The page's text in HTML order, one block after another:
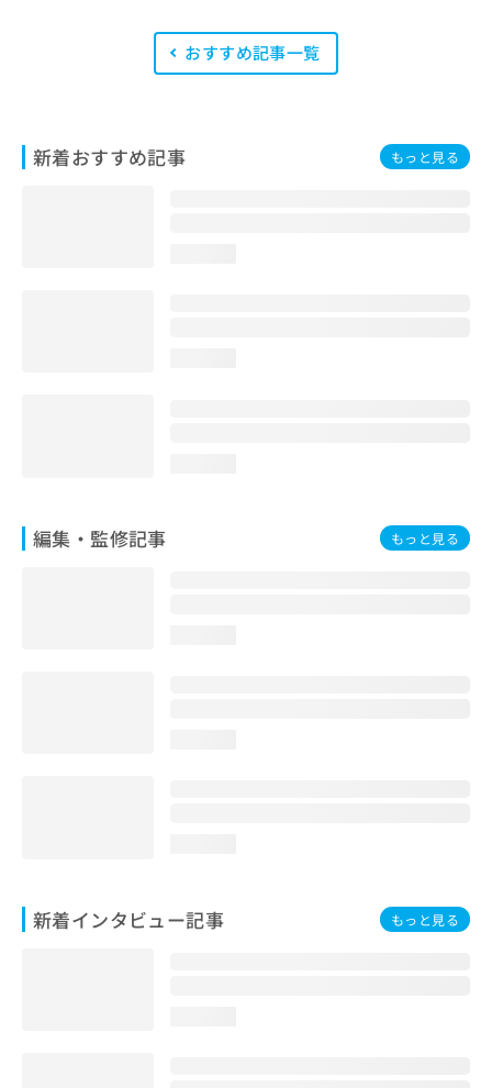
います。
おすすめ記事一覧
新着おすすめ記事 もっと見る
編集・監修記事 もっと見る
新着インタビュー記事 もっと見る